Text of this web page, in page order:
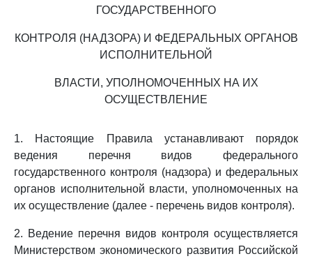
ГОСУДАРСТВЕННОГО
КОНТРОЛЯ (НАДЗОРА) И ФЕДЕРАЛЬНЫХ ОРГАНОВ
ИСПОЛНИТЕЛЬНОЙ
ВЛАСТИ, УПОЛНОМОЧЕННЫХ НА ИХ
ОСУЩЕСТВЛЕНИЕ
1. Настоящие Правила устанавливают порядок
ведения перечня видов федерального
государственного контроля (надзора) и федеральных
органов исполнительной власти, уполномоченных на
их осуществление (далее - перечень видов контроля).
2. Ведение перечня видов контроля осуществляется
Министерством экономического развития Российской